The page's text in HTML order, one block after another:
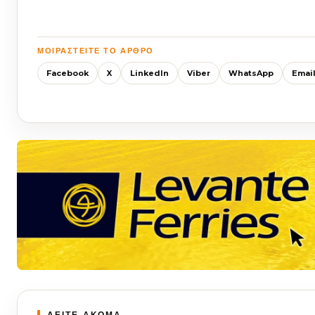
ΜΟΙΡΑΣΤΕΊΤΕ ΤΟ ΆΡΘΡΟ
Facebook X LinkedIn Viber WhatsApp Email